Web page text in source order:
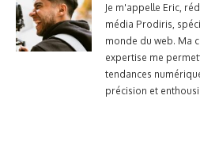
Je m'appelle Eric,
média Prodiris,
monde du web. Ma
expertise me
tendances
précision et